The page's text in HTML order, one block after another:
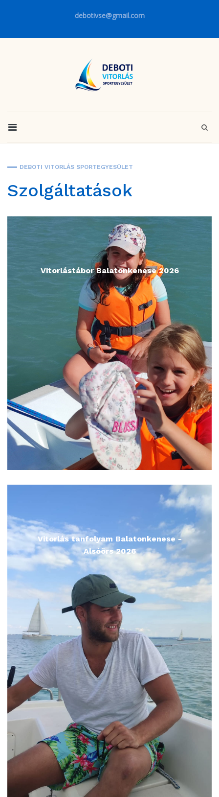
debotivse@gmail.com
DEBOTI VITORLÁS SPORTEGYESÜLET
Szolgáltatások
Vitorlástábor Balatonkenese 2026
Vitorlás tanfolyam Balatonkenese -
Alsóörs 2026